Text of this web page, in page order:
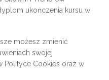
ukończenia kursu w
możesz zmienić
swojej
Polityce Cookies oraz w